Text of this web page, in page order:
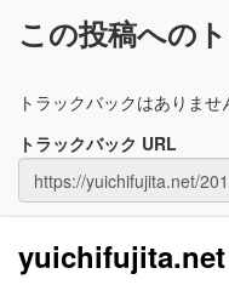
この投稿への
トラックバックはありませ
トラックバック URL
yuichifujita.net